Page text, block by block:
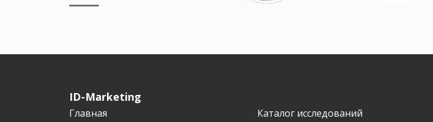
ID-Marketing
Главная
Каталог исследований